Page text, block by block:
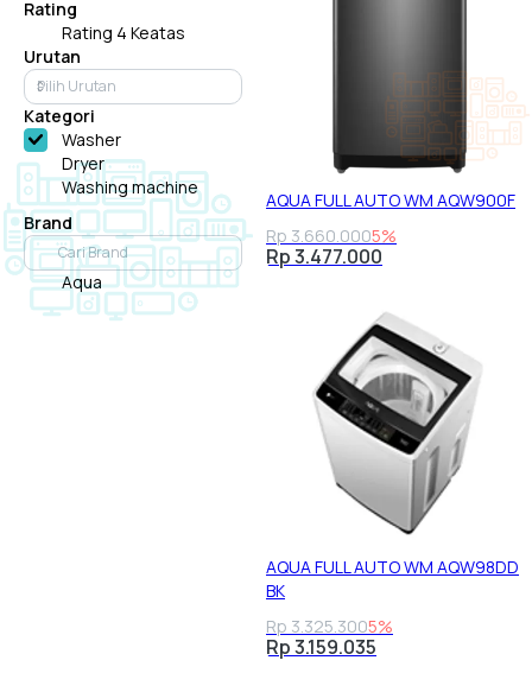
Rating
Rating 4 Keatas
Urutan
Kategori
Washer
Dryer
Washing machine
Brand
Aqua
AQUA FULL AUTO WM AQW900F
Rp 3.660.0005%
Rp 3.477.000
AQUA FULL AUTO WM AQW98DD
BK
Rp 3.325.3005%
Rp 3.159.035